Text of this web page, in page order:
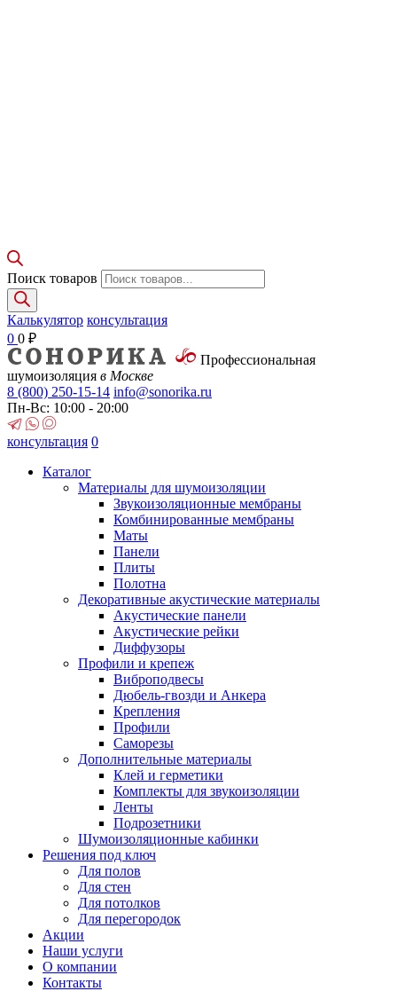
Поиск товаров
Калькулятор консультация
0 0 ₽
Профессиональная
шумоизоляция в Москве
8 (800) 250-15-14 info@sonorika.ru
Пн-Вс: 10:00 - 20:00
консультация 0
Каталог
Материалы для шумоизоляции
Звукоизоляционные мембраны
Комбинированные мембраны
Маты
Панели
Плиты
Полотна
Декоративные акустические материалы
Акустические панели
Акустические рейки
Диффузоры
Профили и крепеж
Виброподвесы
Дюбель-гвозди и Анкера
Крепления
Профили
Саморезы
Дополнительные материалы
Клей и герметики
Комплекты для звукоизоляции
Ленты
Подрозетники
Шумоизоляционные кабинки
Решения под ключ
Для полов
Для стен
Для потолков
Для перегородок
Акции
Наши услуги
О компании
Контакты